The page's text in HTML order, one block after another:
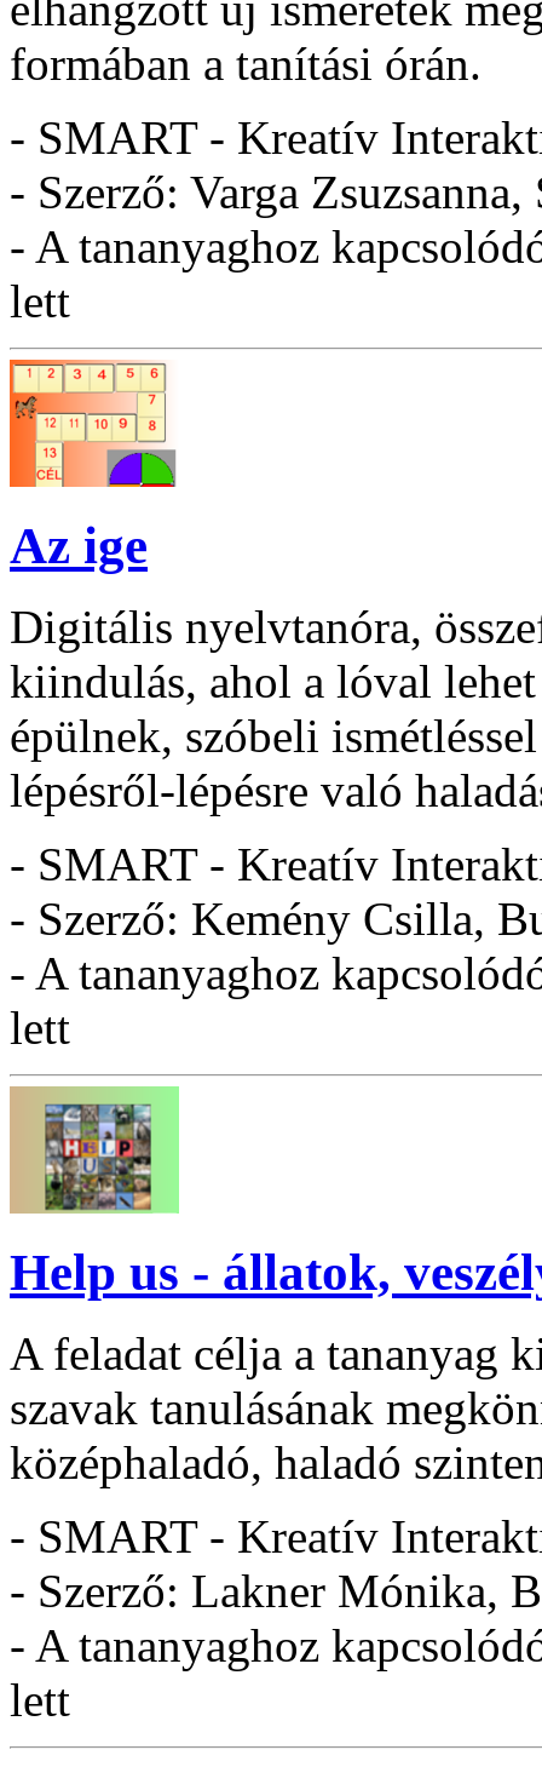
formában a tanítási órán.
- SMART - Kreatív
- Szerző: Varga
- A tananyaghoz
lett
Az ige
Digitális nyelvtanóra,
kiindulás, ahol a lóval
épülnek, szóbeli
lépésről-lépésre való
- SMART - Kreatív
- Szerző: Kemény Csilla,
- A tananyaghoz
lett
Help us - állatok,
A feladat célja a tananyag
szavak tanulásának
középhaladó, haladó
- SMART - Kreatív
- Szerző: Lakner Mónika,
- A tananyaghoz
lett